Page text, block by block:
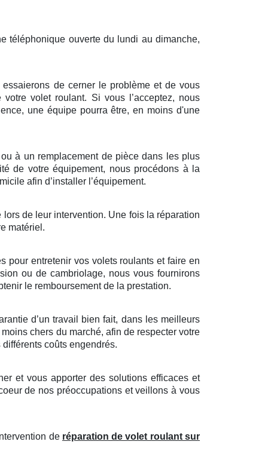
téléphonique ouverte du lundi au dimanche,
de cerner le problème et de vous
volet roulant. Si vous l’acceptez, nous
une équipe pourra être, en moins d'une
à un remplacement de pièce dans les plus
de votre équipement, nous procédons à la
afin d’installer l’équipement.
de leur intervention. Une fois la réparation
matériel.
pour entretenir vos volets roulants et faire en
ou de cambriolage, nous vous fournirons
le remboursement de la prestation.
d’un travail bien fait, dans les meilleurs
chers du marché, afin de respecter votre
coûts engendrés.
et vous apporter des solutions efficaces et
de nos préoccupations et veillons à vous
de réparation de volet roulant sur